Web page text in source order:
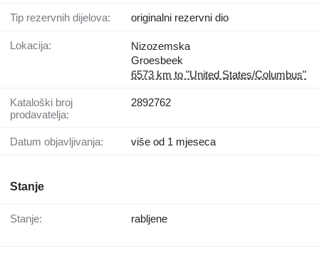
Tip rezervnih dijelova: originalni rezervni dio
Lokacija:
Nizozemska
Groesbeek
6573 km to "United States/Columbus"
Kataloški broj
prodavatelja:
2892762
Datum objavljivanja: više od 1 mjeseca
Stanje
Stanje: rabljene